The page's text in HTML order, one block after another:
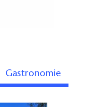
Gastronomie